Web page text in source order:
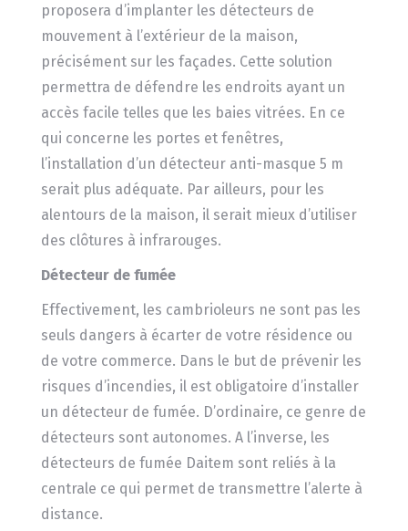
proposera d’implanter les détecteurs de
mouvement à l’extérieur de la maison,
précisément sur les façades. Cette solution
permettra de défendre les endroits ayant un
accès facile telles que les baies vitrées. En ce
qui concerne les portes et fenêtres,
l’installation d’un détecteur anti-masque 5 m
serait plus adéquate. Par ailleurs, pour les
alentours de la maison, il serait mieux d’utiliser
des clôtures à infrarouges.
Détecteur de fumée
Effectivement, les cambrioleurs ne sont pas les
seuls dangers à écarter de votre résidence ou
de votre commerce. Dans le but de prévenir les
risques d’incendies, il est obligatoire d’installer
un détecteur de fumée. D’ordinaire, ce genre de
détecteurs sont autonomes. A l’inverse, les
détecteurs de fumée Daitem sont reliés à la
centrale ce qui permet de transmettre l’alerte à
distance.